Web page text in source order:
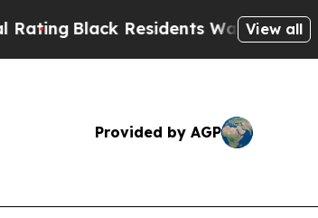
Black Residents Warned of Abusive
View all
Provided by AGP